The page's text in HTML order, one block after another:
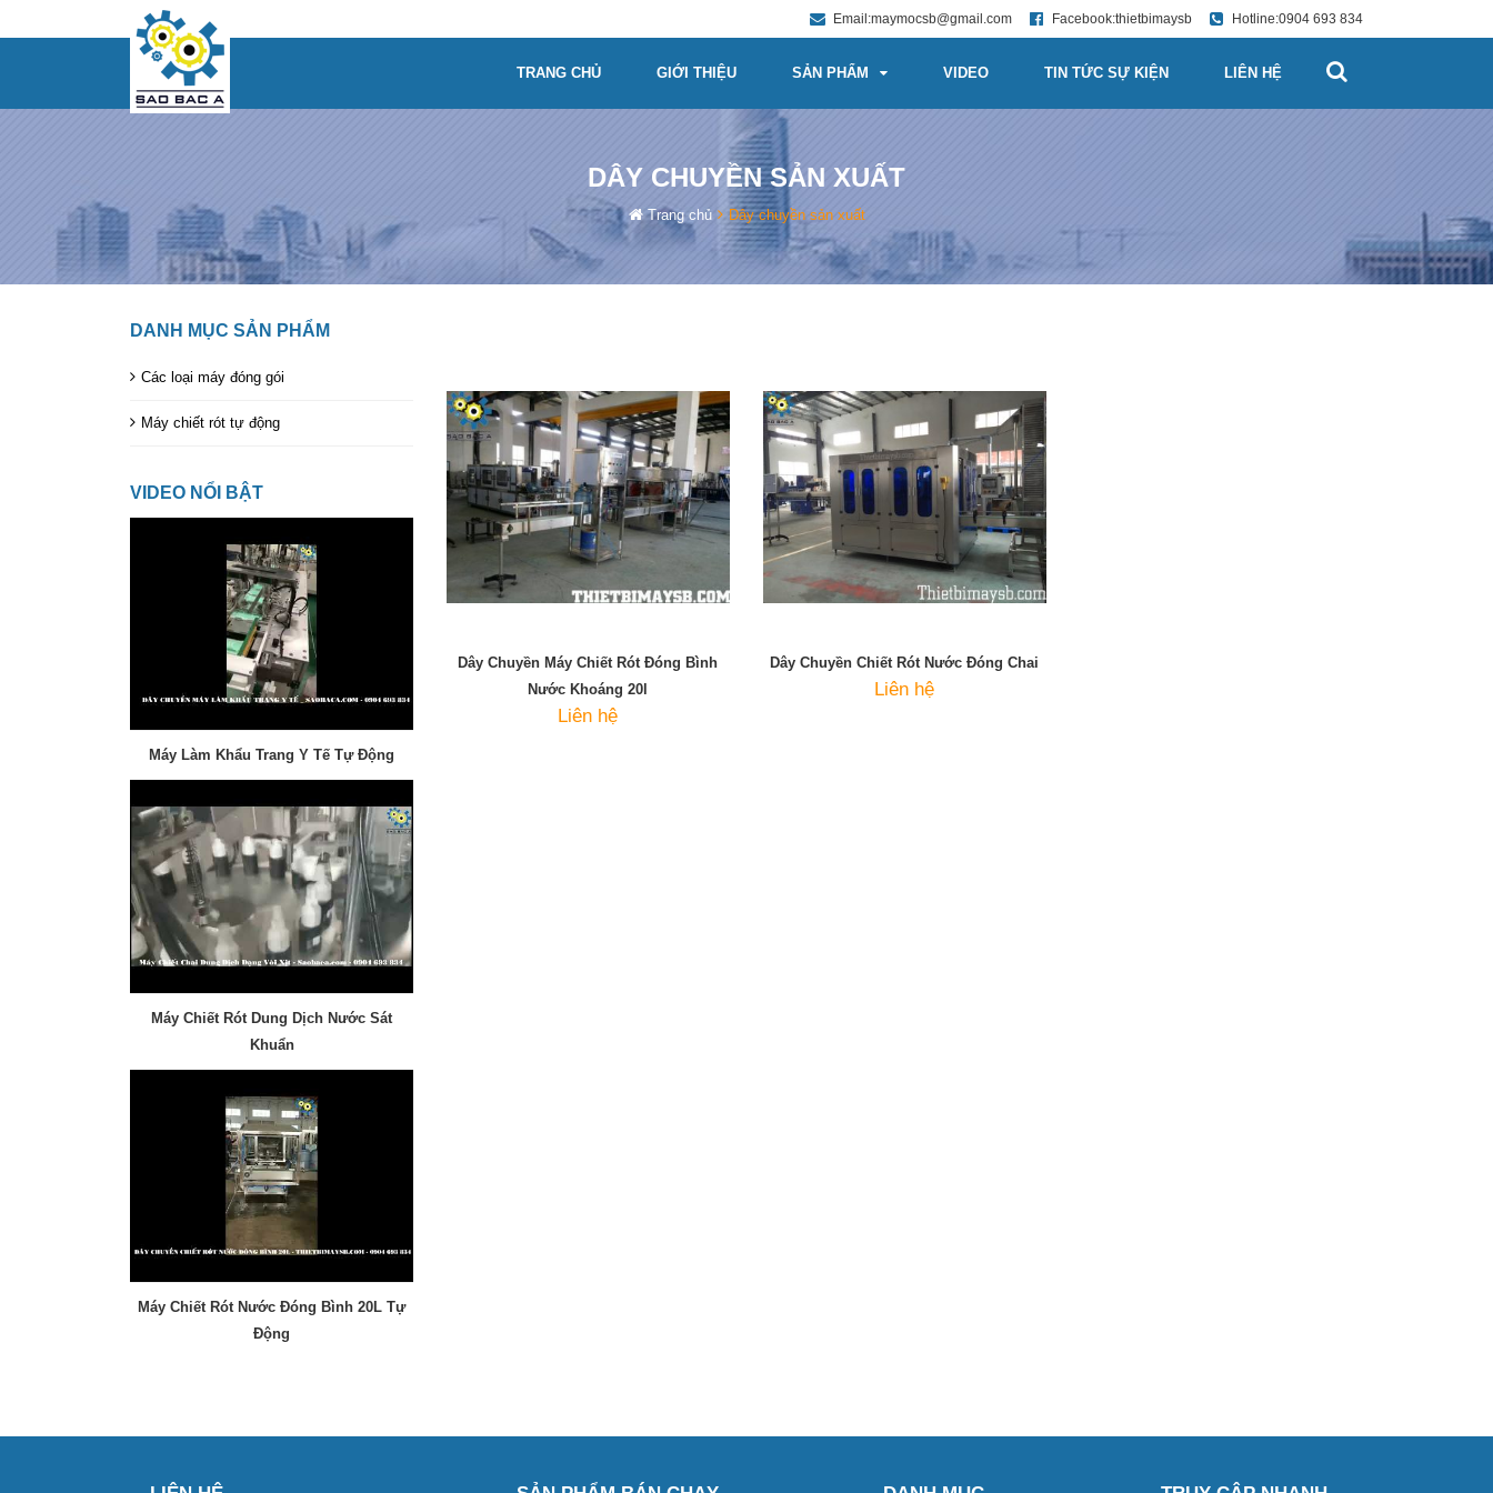
Email:maymocsb@gmail.com Facebook:thietbimaysb Hotline:0904 693 834
TRANG CHỦ GIỚI THIỆU SẢN PHẨM VIDEO TIN TỨC SỰ KIỆN LIÊN HỆ
DÂY CHUYỀN SẢN XUẤT
Trang chủ Dây chuyền sản xuất
Dây Chuyền Máy Chiết Rót Đóng Bình
Nước Khoáng 20l
Liên hệ
Dây Chuyền Chiết Rót Nước Đóng Chai
Liên hệ
DANH MỤC SẢN PHẨM
Các loại máy đóng gói
Máy chiết rót tự động
VIDEO NỔI BẬT
Máy Làm Khẩu Trang Y Tế Tự Động
Máy Chiết Rót Dung Dịch Nước Sát
Khuẩn
Máy Chiết Rót Nước Đóng Bình 20L Tự
Động